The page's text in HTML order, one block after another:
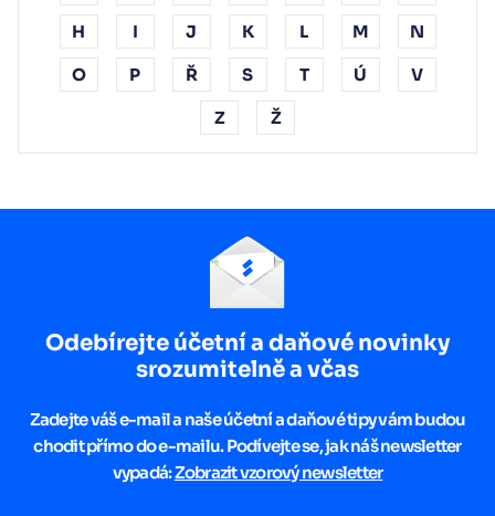
H I J K L M N
O P Ř S T Ú V
Z Ž
Odebírejte účetní a daňové novinky
srozumitelně a včas
Zadejte váš e-mail a naše účetní a daňové tipy vám budou
chodit přímo do e-mailu. Podívejte se, jak náš newsletter
vypadá:Zobrazit vzorový newsletter